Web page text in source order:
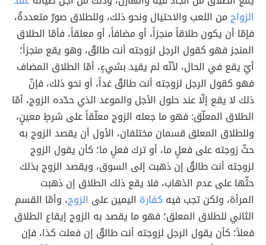
الزواجمن اللعب والاحتيال ونحو ذلك، وللطلاق صورٌ متعددةٌ،
فإمّا أن يكون طلاقاً منجزاً، أو مضافاً، أو معلقاً، فأمّا الطلاق
المنجز فهو كقول الرجل لزوجته أنت طالقٌ، وهو يقع منجزاً؛
أيّ يقع في الحال، لأنّه لم يقيد بشيءٍ، أمّا الطلاق المضاف
فهو كقول الرجل لزوجته أنت طالقٌ غداً، أو نحو ذلك، فإنّ
ذلك لا يقع إلّا عند حلول الأجل والموعد الذي حدّده الزوج، أمّا
الطلاق المعلّق: فهو ما جعله الزوج معلّقاً على شرطٍ معينٍ،
وللطلاق المعلق قسمان مختلفان، الأول أن يقصد الزوج به
حثّ زوجته على فعلٍ ما، أو ترك فعلٍ ما؛ كأن يقول الزوج
لزوجته أنت طالقٌ إن ذهبت إلى السوق، ويقصد الزوج بذلك
حثّها على عدم الذهاب، فلا يقع ذلك الطلاق إن ذهبت
المرأة، ولكن تجب فيه كفارة اليمين على الزوج، وأمّا القسم
الثاني للطلاق المعلق؛ فهو ما يقصد به الزوج إيقاع الطلاق
فعلاً؛ كأن يقول الرجل لزوجته أنت طالقٌ إن فعلت كذا، فإن